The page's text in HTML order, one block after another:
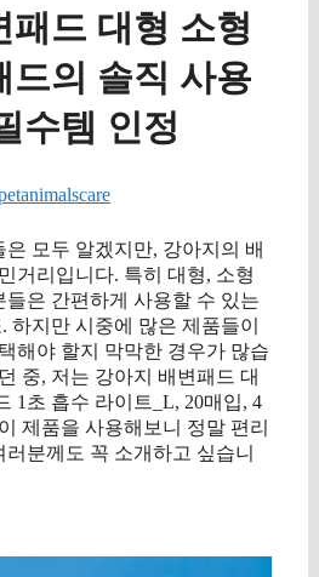
패드 대형 소형
드의 솔직 사용
수템 인정
모두 알겠지만, 강아지의 배
거리입니다. 특히 대형, 소형
은 간편하게 사용할 수 있는
하지만 시중에 많은 제품들이
해야 할지 막막한 경우가 많습
중, 저는 강아지 배변패드 대
1초 흡수 라이트_L, 20매입, 4
제품을 사용해보니 정말 편리
분께도 꼭 소개하고 싶습니